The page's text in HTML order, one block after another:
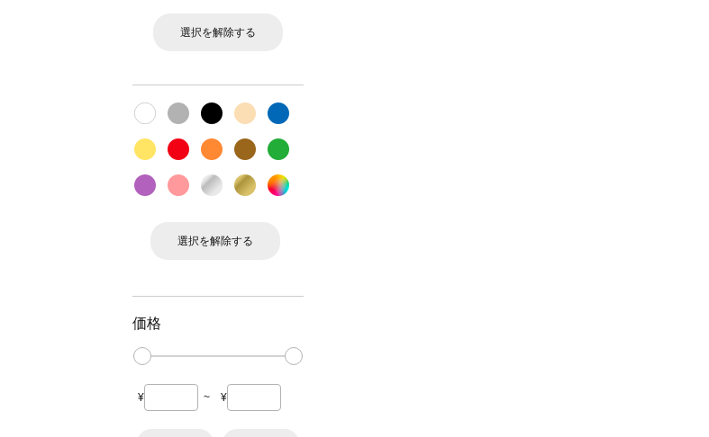
選択を解除する
選択を解除する
価格
¥ ~ ¥